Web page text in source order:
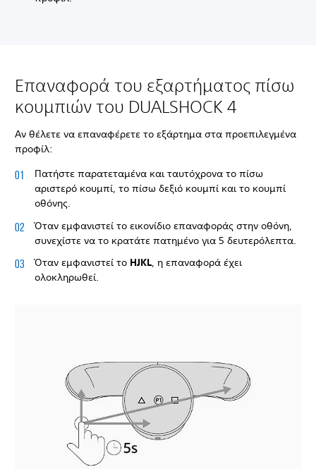
Επαναφορά του εξαρτήματος πίσω
κουμπιών του DUALSHOCK 4
Αν θέλετε να επαναφέρετε το εξάρτημα στα προεπιλεγμένα
προφίλ:
Πατήστε παρατεταμένα και ταυτόχρονα το πίσω
αριστερό κουμπί, το πίσω δεξιό κουμπί και το κουμπί
οθόνης.
Όταν εμφανιστεί το εικονίδιο επαναφοράς στην οθόνη,
συνεχίστε να το κρατάτε πατημένο για 5 δευτερόλεπτα.
Όταν εμφανιστεί το HJKL, η επαναφορά έχει
ολοκληρωθεί.